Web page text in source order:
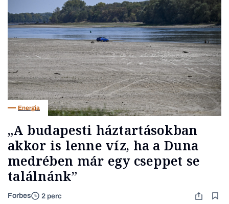
Energia
„A budapesti háztartásokban
akkor is lenne víz, ha a Duna
medrében már egy cseppet se
találnánk”
Forbes 2 perc